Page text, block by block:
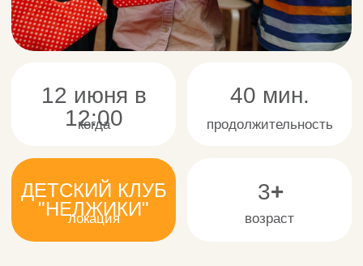
- игры и конкурсы - танцы от Домовенка Кузи
- интерактивные танцы с экраном (симулятор)
- мини-дискотека
- интерактивная песочница
12 июня в 12:00
билет